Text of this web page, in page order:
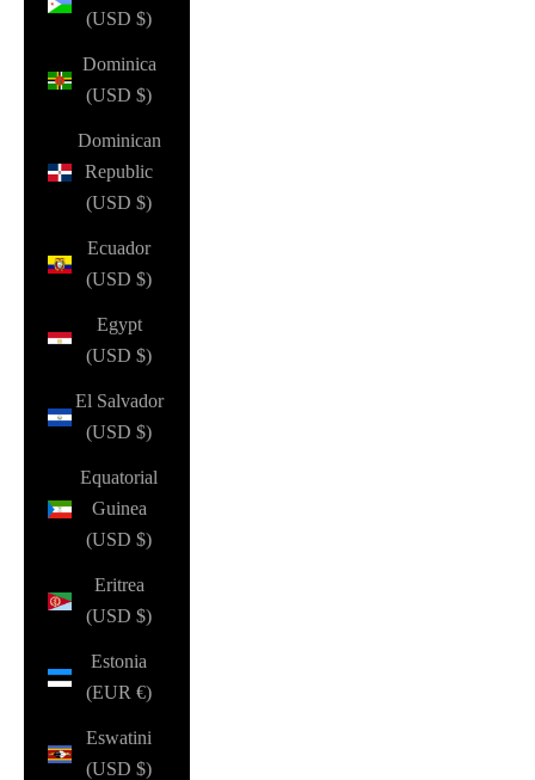
(USD $)
Dominica
(USD $)
Dominican
Republic
(USD $)
Ecuador
(USD $)
Egypt
(USD $)
El Salvador
(USD $)
Equatorial
Guinea
(USD $)
Eritrea
(USD $)
Estonia
(EUR €)
Eswatini
(USD $)